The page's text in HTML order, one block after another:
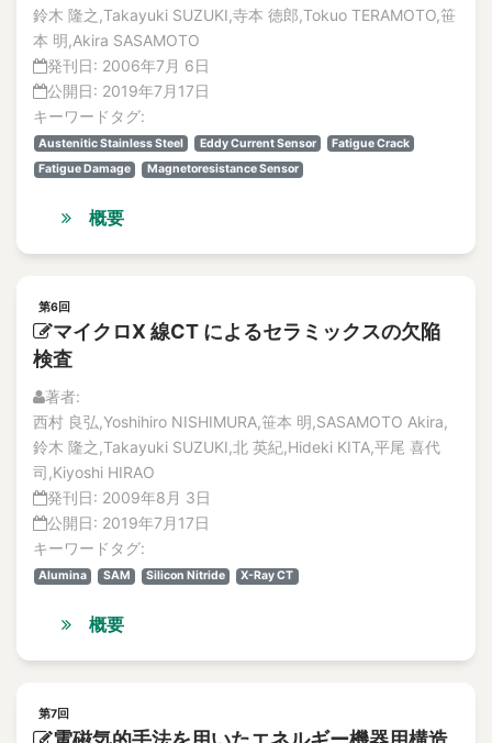
鈴木 隆之,Takayuki SUZUKI,寺本 徳郎,Tokuo TERAMOTO,笹
本 明,Akira SASAMOTO
発刊日: 2006年7月 6日
公開日: 2019年7月17日
キーワードタグ:
Austenitic Stainless Steel Eddy Current Sensor
Fatigue Crack
Fatigue Damage
Magnetoresistance Sensor
概要
第6回
マイクロX 線CT によるセラミックスの欠陥
検査
著者:
西村 良弘,Yoshihiro NISHIMURA,笹本 明,SASAMOTO Akira,
鈴木 隆之,Takayuki SUZUKI,北 英紀,Hideki KITA,平尾 喜代
司,Kiyoshi HIRAO
発刊日: 2009年8月 3日
公開日: 2019年7月17日
キーワードタグ:
Alumina SAM Silicon Nitride X-Ray CT
概要
第7回